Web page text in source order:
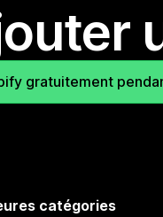
gratuitement
catégories